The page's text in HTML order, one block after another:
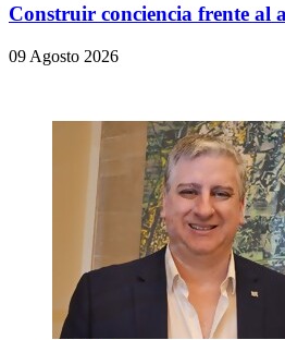
Construir conciencia frente al
09 Agosto 2026